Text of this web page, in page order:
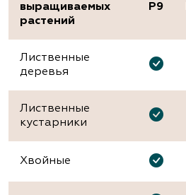
выращиваемых
растений
P9
Лиственные
деревья
Лиственные
кустарники
Хвойные